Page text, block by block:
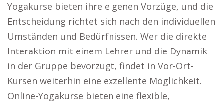
Yogakurse bieten ihre eigenen Vorzüge, und die
Entscheidung richtet sich nach den individuellen
Umständen und Bedürfnissen. Wer die direkte
Interaktion mit einem Lehrer und die Dynamik
in der Gruppe bevorzugt, findet in Vor-Ort-
Kursen weiterhin eine exzellente Möglichkeit.
Online-Yogakurse bieten eine flexible,